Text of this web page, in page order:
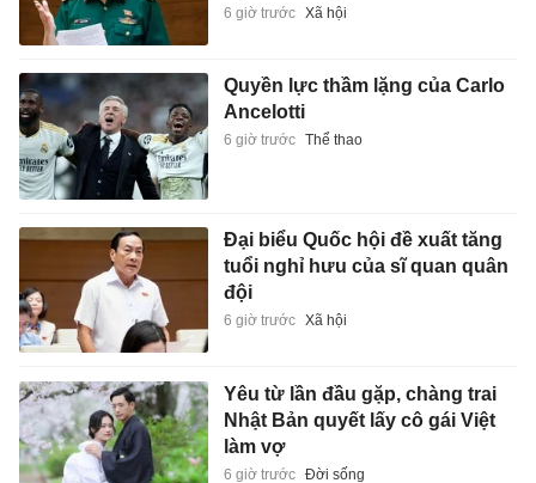
6 giờ trước Xã hội
Quyền lực thầm lặng của Carlo
Ancelotti
6 giờ trước Thể thao
Đại biểu Quốc hội đề xuất tăng
tuổi nghỉ hưu của sĩ quan quân
đội
6 giờ trước Xã hội
Yêu từ lần đầu gặp, chàng trai
Nhật Bản quyết lấy cô gái Việt
làm vợ
6 giờ trước Đời sống